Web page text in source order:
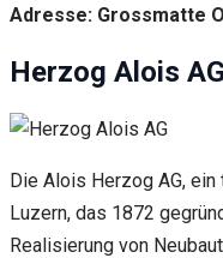
Adresse: Grossmatte
Herzog Alois AG
Die Alois Herzog AG,
Luzern, das 1872
Realisierung von